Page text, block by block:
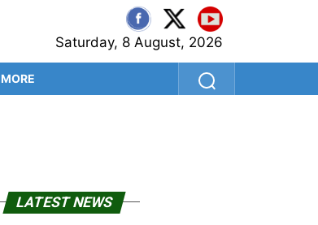
Saturday, 8 August, 2026
MORE
LATEST NEWS